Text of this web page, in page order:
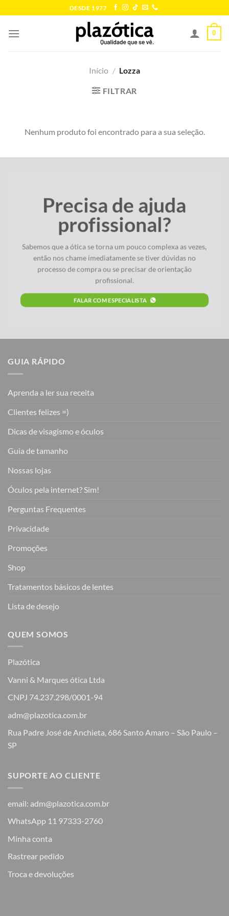
to
content
DESDE 1977
0
Início / Lozza
FILTRAR
Nenhum produto foi encontrado para a sua seleção.
Precisa de ajuda
profissional?
Sabemos que a ótica se torna um pouco complexa as vezes,
então nos chame imediatamente se tiver dúvidas no
processo de compra ou se precisar de orientação
profissional.
FALAR COM ESPECIALISTA
GUIA RÁPIDO
Aprenda a ler sua receita
Clientes felizes =)
Dicas de visagismo e óculos
Guia de tamanho
Nossas lojas
Óculos pela internet? Sim!
Perguntas Frequentes
Privacidade
Promoções
Shop
Tratamentos básicos de lentes
Lista de desejo
QUEM SOMOS
Plazótica
Vanni & Marques ótica Ltda
CNPJ 74.237.298/0001-94
adm@plazotica.com.br
Rua Padre José de Anchieta, 686 Santo Amaro – São Paulo –
SP
SUPORTE AO CLIENTE
email: adm@plazotica.com.br
WhatsApp 11 97333-2760
Minha conta
Rastrear pedido
Troca e devoluções